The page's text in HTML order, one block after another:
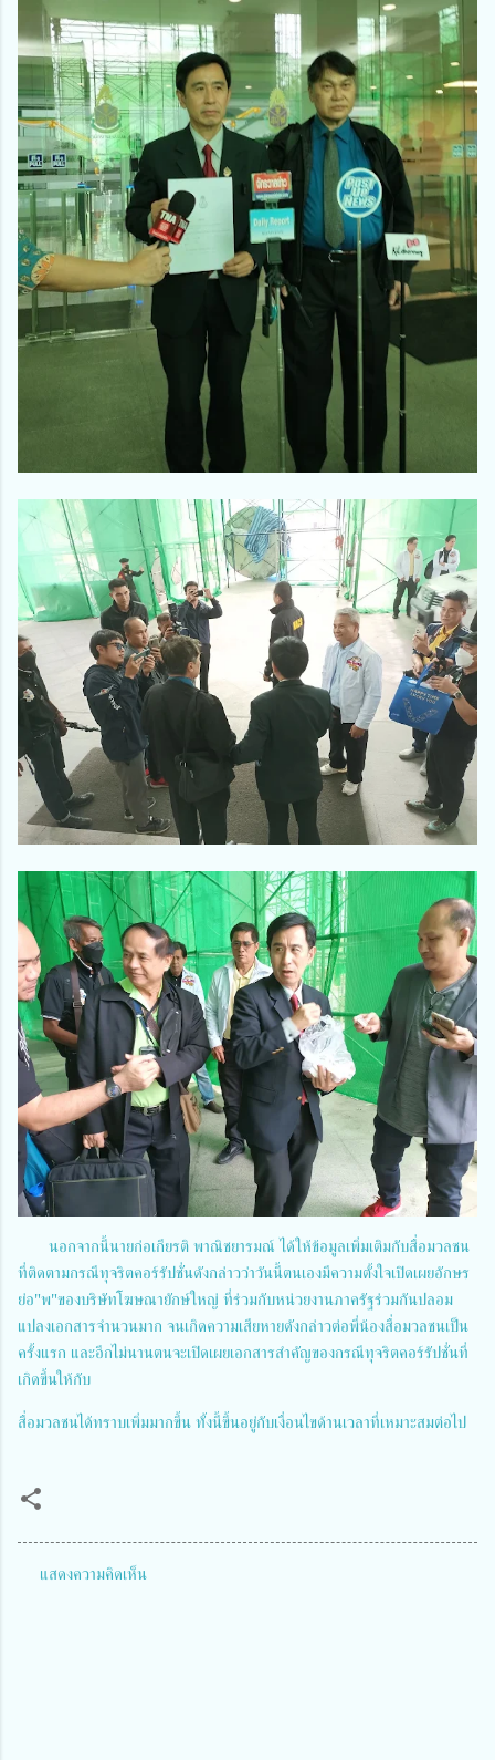
นอกจากนี้นายก่อเกียรติ พาณิชยารมณ์ ได้ให้ข้อมูลเพิ่มเติมกับสื่อมวลชน
ที่ติดตามกรณีทุจริตคอร์รัปชั่นดังกล่าวว่าวันนี้ตนเองมีความตั้งใจเปิดเผยอักษร
ย่อ"พ"ของบริษัทโฆษณายักษ์ใหญ่ ที่ร่วมกับหน่วยงานภาครัฐร่วมกันปลอม
แปลงเอกสารจำนวนมาก จนเกิดความเสียหายดังกล่าวต่อพี่น้องสื่อมวลชนเป็น
ครั้งแรก และอีกไม่นานตนจะเปิดเผยเอกสารสำคัญของกรณีทุจริตคอร์รัปชั่นที่
เกิดขึ้นให้กับ
สื่อมวลชนได้ทราบเพิ่มมากขึ้น ทั้งนี้ขึ้นอยู่กับเงื่อนไขด้านเวลาที่เหมาะสมต่อไป
แสดงความคิดเห็น